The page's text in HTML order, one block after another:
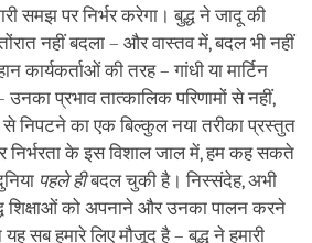
समझ पर निर्भर करेगा। बुद्ध ने जादू की
नहीं बदला – और वास्तव में, बदल भी नहीं
की तरह – गांधी या मार्टिन
प्रभाव तात्कालिक परिणामों से नहीं,
से निपटने का एक बिल्कुल नया तरीका प्रस्तुत
के इस विशाल जाल में, हम कह सकते
पहले हीबदल चुकी है। निस्संदेह, अभी
शिक्षाओं को अपनाने और उनका पालन करने
सब हमारे लिए मौजूद है – बुद्ध ने हमारी